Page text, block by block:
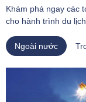
Khám phá ngay các
cho hành trình du
Ngoài nước